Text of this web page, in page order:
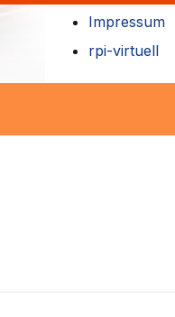
Impressum
rpi-virtuell